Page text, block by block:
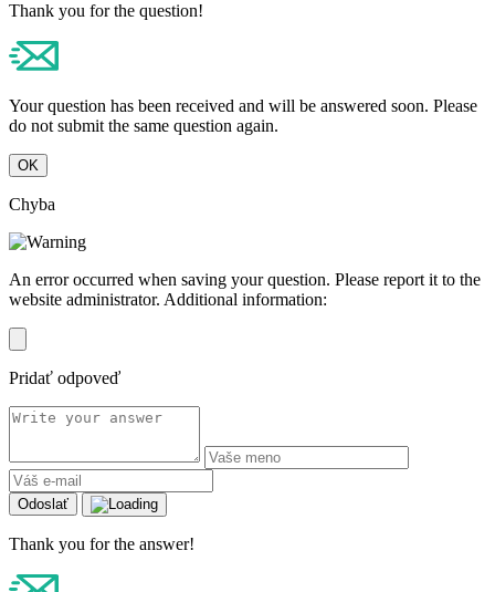
Thank you for the question!
Your question has been received and will be answered soon. Please
do not submit the same question again.
OK
Chyba
An error occurred when saving your question. Please report it to the
website administrator. Additional information:
Pridať odpoveď
Odoslať
Thank you for the answer!